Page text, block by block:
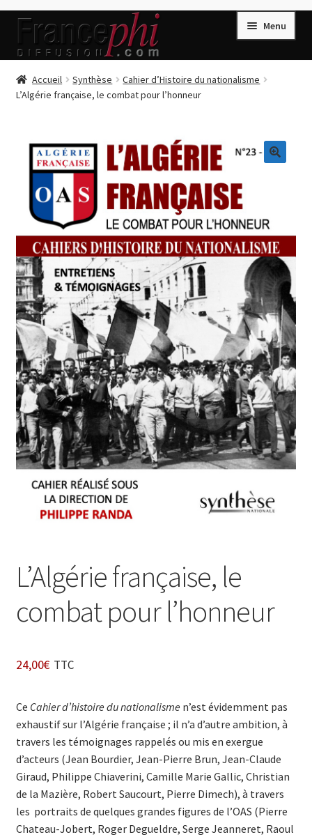
Aller
la
Aller
contenu
Menu
Accueil
Accueil
Compte
Conditions de Vente
Connection
Enregistrement
Listes d’Envies
Livres de Peter Randa
Livres de Philippe Randa
Login Customizer
Newsletter
Nous Contacter
Panier
Politique de confidentialité et cookies
Qui sommes-nous ?
Soutien à Philippe Randa
Suivi de la Commande
Accueil Synthèse
Cahier d’Histoire du nationalisme
L’Algérie française, le combat pour l’honneur
L’Algérie française, le
combat pour l’honneur
24,00€ TTC
Ce Cahier d’histoire du nationalisme n’est évidemment pas
exhaustif sur l’Algérie française ; il n’a d’autre ambition, à
travers les témoignages rappelés ou mis en exergue
d’acteurs (Jean Bourdier, Jean-Pierre Brun, Jean-Claude
Giraud, Philippe Chiaverini, Camille Marie Gallic, Christian
de la Mazière, Robert Saucourt, Pierre Dimech), à travers
les portraits de quelques grandes figures de l’OAS (Pierre
Chateau-Jobert, Roger Degueldre, Serge Jeanneret, Raoul